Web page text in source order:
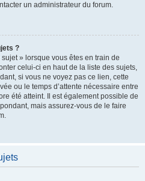
un administrateur du forum.
?
» lorsque vous êtes en train de
celui-ci en haut de la liste des sujets,
si vous ne voyez pas ce lien, cette
ou le temps d’attente nécessaire entre
été atteint. Il est également possible de
mais assurez-vous de le faire